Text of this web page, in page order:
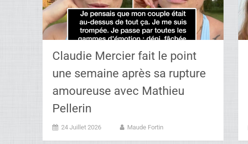
Claudie Mercier fait le point
une semaine après sa rupture
amoureuse avec Mathieu
Pellerin
24 Juillet 2026 Maude Fortin